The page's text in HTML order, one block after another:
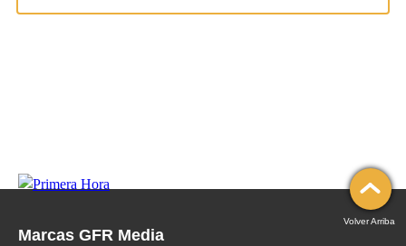
Volver Arriba
Marcas GFR Media